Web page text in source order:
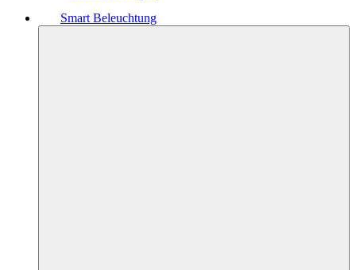
Smart Beleuchtung